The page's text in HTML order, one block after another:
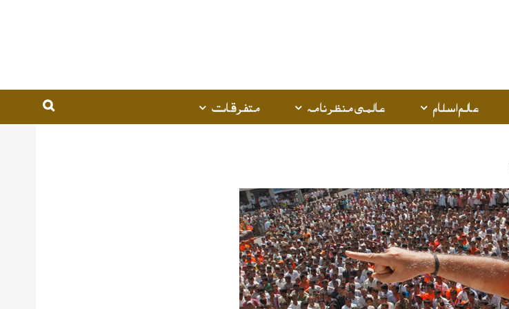
عالم اسلام عالمی منظرنامہ متفرقات